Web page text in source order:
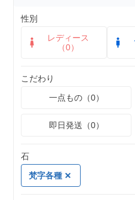
性別
レディース
（0）
こだわり
一点もの（0）
即日発送（0）
石
梵字各種